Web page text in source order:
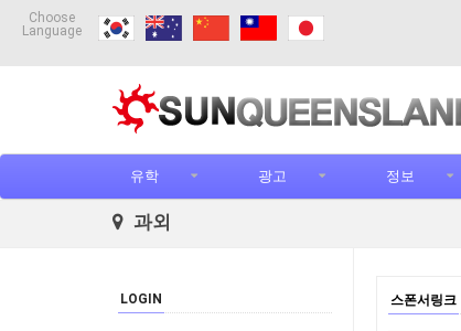
Choose
Language
유학 광고 정보
과외
LOGIN 스폰서링크